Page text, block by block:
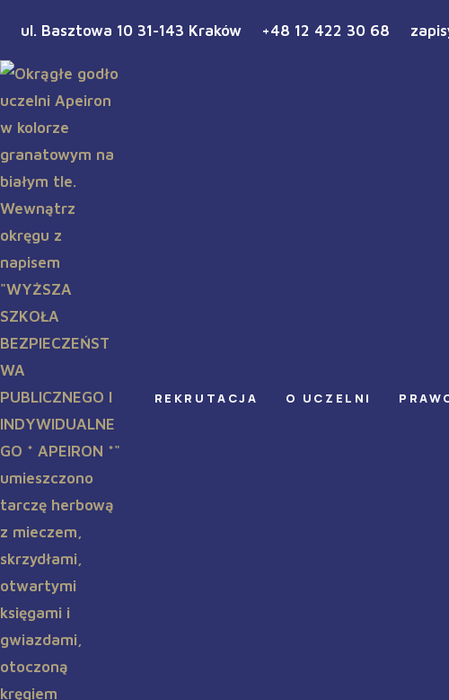
ul. Basztowa 10 31-143 Kraków +48 12 422 30 68
REKRUTACJA O UCZELNI